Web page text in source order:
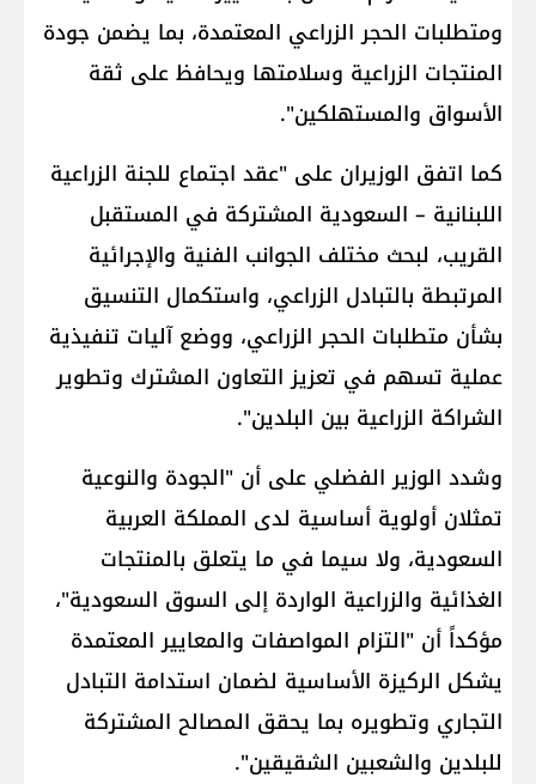
ومتطلبات الحجر الزراعي المعتمدة، بما يضمن جودة
المنتجات الزراعية وسلامتها ويحافظ على ثقة
الأسواق والمستهلكين".
كما اتفق الوزيران على "عقد اجتماع للجنة الزراعية
اللبنانية – السعودية المشتركة في المستقبل
القريب، لبحث مختلف الجوانب الفنية والإجرائية
المرتبطة بالتبادل الزراعي، واستكمال التنسيق
بشأن متطلبات الحجر الزراعي، ووضع آليات تنفيذية
عملية تسهم في تعزيز التعاون المشترك وتطوير
الشراكة الزراعية بين البلدين".
وشدد الوزير الفضلي على أن "الجودة والنوعية
تمثلان أولوية أساسية لدى المملكة العربية
السعودية، ولا سيما في ما يتعلق بالمنتجات
الغذائية والزراعية الواردة إلى السوق السعودية"،
مؤكداً أن "التزام المواصفات والمعايير المعتمدة
يشكل الركيزة الأساسية لضمان استدامة التبادل
التجاري وتطويره بما يحقق المصالح المشتركة
للبلدين والشعبين الشقيقين".